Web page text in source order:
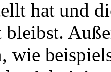
hat und
bleibst.
wie